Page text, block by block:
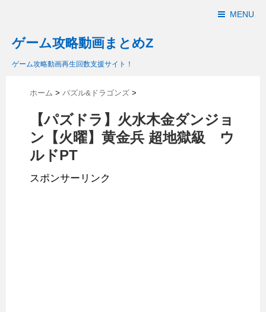
MENU
ゲーム攻略動画まとめZ
ゲーム攻略動画再生回数支援サイト！
ホーム > パズル&ドラゴンズ >
【パズドラ】火水木金ダンジョ
ン【火曜】黄金兵 超地獄級 ウ
ルドPT
スポンサーリンク